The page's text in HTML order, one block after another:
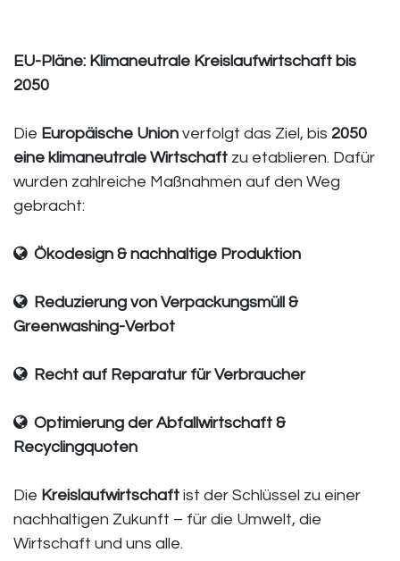
EU-Pläne: Klimaneutrale Kreislaufwirtschaft bis
2050
Die Europäische Union verfolgt das Ziel, bis 2050
eine klimaneutrale Wirtschaft zu etablieren. Dafür
wurden zahlreiche Maßnahmen auf den Weg
gebracht:
​ Ökodesign & nachhaltige Produktion
Reduzierung von Verpackungsmüll &
Greenwashing-Verbot
Recht auf Reparatur für Verbraucher
Optimierung der Abfallwirtschaft &
Recyclingquoten
Die Kreislaufwirtschaft ist der Schlüssel zu einer
nachhaltigen Zukunft – für die Umwelt, die
Wirtschaft und uns alle.